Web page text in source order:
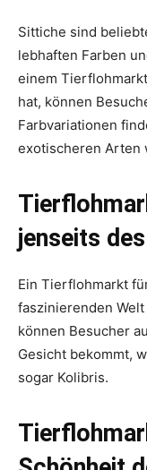
Sittiche sind
lebhaften Farben
einem
hat, können
Farbvariationen
exotischeren Arten
jenseits
Ein Tierflohmarkt
faszinierenden
können Besucher
Gesicht bekommt,
sogar Kolibris.